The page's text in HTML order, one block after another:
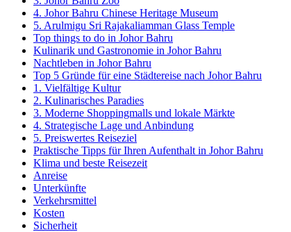
4. Johor Bahru Chinese Heritage Museum
5. Arulmigu Sri Rajakaliamman Glass Temple
Top things to do in Johor Bahru
Kulinarik und Gastronomie in Johor Bahru
Nachtleben in Johor Bahru
Top 5 Gründe für eine Städtereise nach Johor Bahru
1. Vielfältige Kultur
2. Kulinarisches Paradies
3. Moderne Shoppingmalls und lokale Märkte
4. Strategische Lage und Anbindung
5. Preiswertes Reiseziel
Praktische Tipps für Ihren Aufenthalt in Johor Bahru
Klima und beste Reisezeit
Anreise
Unterkünfte
Verkehrsmittel
Kosten
Sicherheit